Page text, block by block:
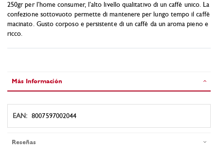
250gr per l’home consumer, l’alto livello qualitativo di un caffè unico. La
confezione sottovuoto permette di mantenere per lungo tempo il caffè
macinato. Gusto corposo e persistente di un caffè da un aroma pieno e
ricco.
Más Información
8007597002044
Reseñas